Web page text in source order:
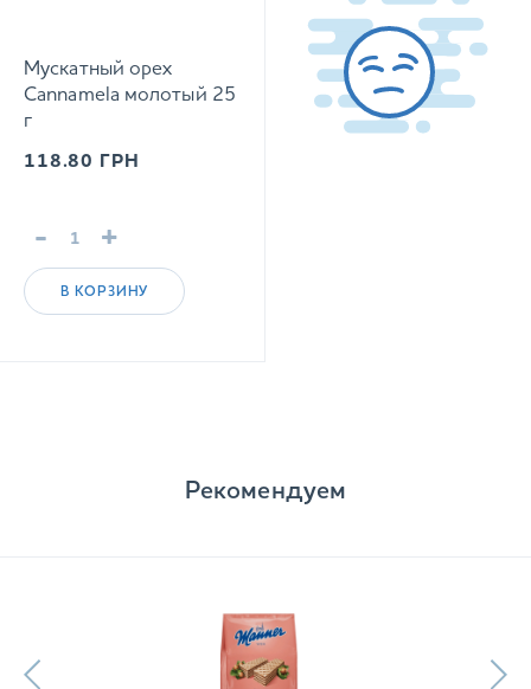
Мускатный орех
Cannamela молотый 25
г
118.80 ГРН
- +
В КОРЗИНУ
Рекомендуем